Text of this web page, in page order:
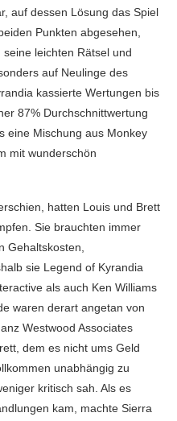
auf dessen Lösung das Spiel
Punkten abgesehen,
leichten Rätsel und
auf Neulinge des
kassierte Wertungen bis
87% Durchschnittwertung
eine Mischung aus Monkey
mit wunderschön
hatten Louis und Brett
Sie brauchten immer
Gehaltskosten,
sie Legend of Kyrandia
als auch Ken Williams
waren derart angetan von
Westwood Associates
dem es nicht ums Geld
unabhängig zu
kritisch sah. Als es
kam, machte Sierra